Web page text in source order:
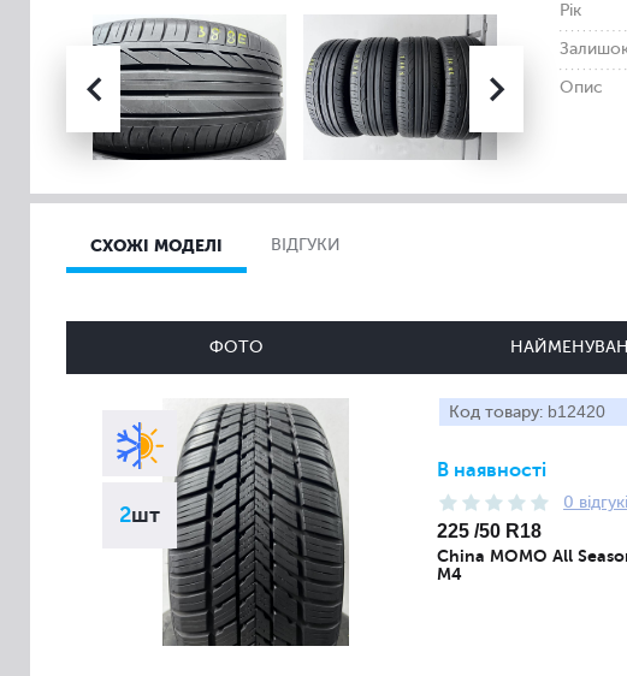
Рік
Опис
СХОЖІ МОДЕЛІ ВІДГУКИ
ФОТО
2шт
Код товару: b12420
В наявності
0
225 /50 R18
China MOMO All
M4